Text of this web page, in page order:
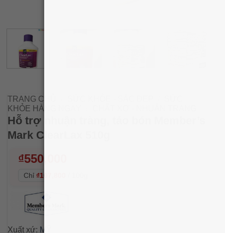
TRANG CHỦ
KHỎE HÀNG NGÀY
Hỗ trợ nhuận tràng, táo bón Member’s
Mark ClearLax 510g
₫550,000
Chỉ ₫107,800
Xuất xứ: MỸ